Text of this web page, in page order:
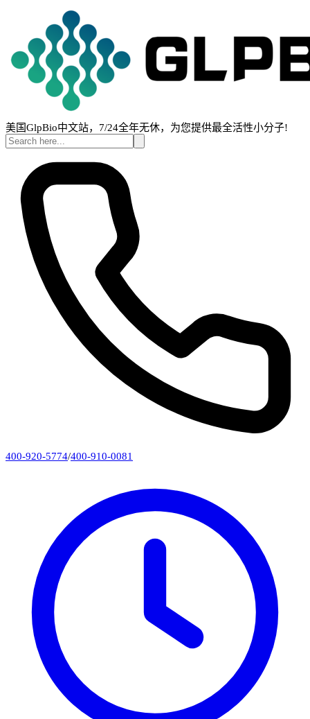
美国GlpBio中文站，7/24全年无休，为您提供最全活性小分子!
400-920-5774/400-910-0081